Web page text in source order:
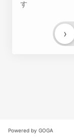
す
›
Powered by GOGA